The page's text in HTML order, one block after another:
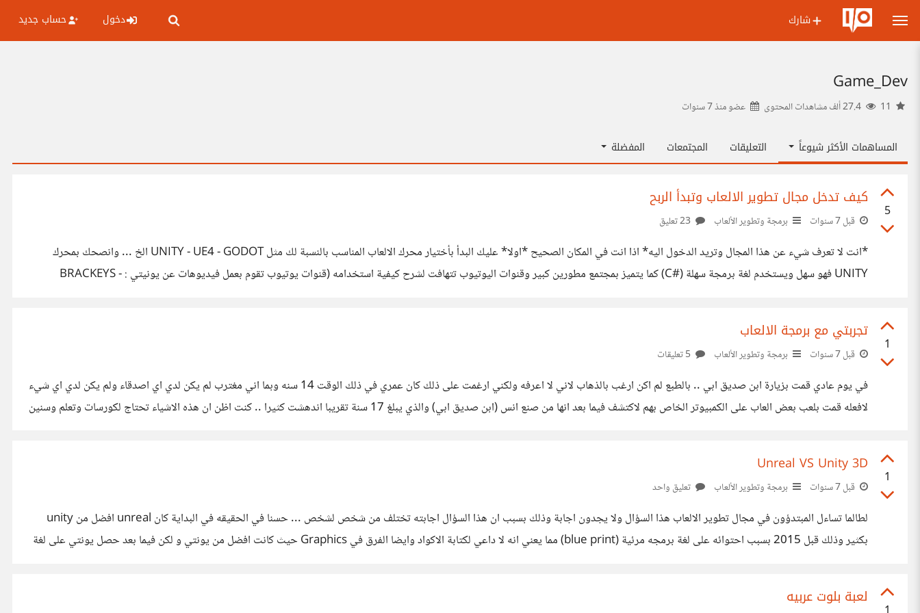
شارك دخول حساب جديد
Game_Dev
عضو منذ7 سنوات
المساهمات الأكثر شيوعاً التعليقات المجتمعات المفضلة
5
كيف تدخل مجال تطوير الالعاب وتبدأ الربح
قبل 7 سنوات برمجة وتطوير الألعاب
*انت لا تعرف شيء عن هذا المجال وتريد الدخول اليه* اذا انت في المكان الصحيح *اولا* عليك البدأ بأختيار محرك الالعاب المناسب بالنسبة لك مثل UNITY - UE4 - GODOT الخ ... وانصحك بمحرك
UNITY فهو سهل ويستخدم لغة برمجة سهلة (#C) كما يتميز بمجتمع مطورين كبير وقنوات اليوتيوب تتهافت لشرح كيفية استخدامه (قنوات يوتيوب تقوم بعمل فيديوهات عن يونيتي : BRACKEYS -
1
تجربتي مع برمجة الالعاب
قبل 7 سنوات برمجة وتطوير الألعاب
في يوم عادي قمت بزيارة ابن صديق ابي .. بالطبع لم اكن ارغب بالذهاب لاني لا اعرفه ولكني ارغمت على ذلك كان عمري في ذلك الوقت 14 سنه وبما اني مغترب لم يكن لدي اي اصدقاء ولم يكن لدي اي شيء
لافعله قمت بلعب بعض العاب على الكمبيوتر الخاص بهم لاكتشف فيما بعد انها من صنع انس (ابن صديق ابي) والذي يبلغ 17 سنة تقريبا اندهشت كثيرا .. كنت اظن ان هذه الاشياء تحتاج لكورسات وتعلم وسنين
1
Unreal VS Unity 3D
قبل 7 سنوات برمجة وتطوير الألعاب تعليق واحد
لطالما تساءل المبتدؤون في مجال تطوير الالعاب هذا السؤال ولا يجدون اجابة وذلك بسبب ان هذا السؤال اجابته تختلف من شخص لشخص ... حسنا في الحقيقه في البداية كان unreal افضل من unity
بكثير وذلك قبل 2015 بسبب احتوائه على لغة برمجه مرئية (blue print) مما يعني انه لا داعي لكتابة الاكواد وايضا الفرق في Graphics حيث كانت افضل من يونتي و لكن فيما بعد حصل يونتي على لغة
لعبة بلوت عربيه